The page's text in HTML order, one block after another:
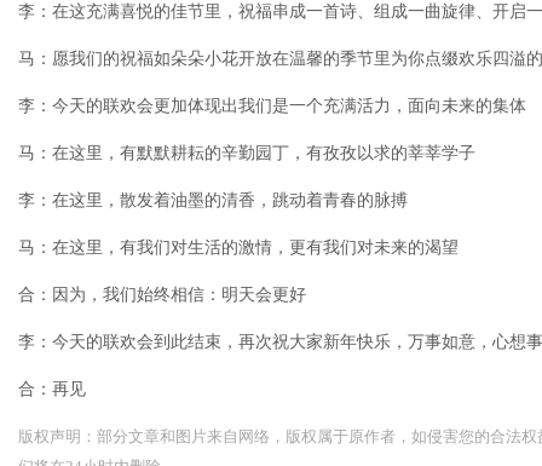
李：在这充满喜悦的佳节里，祝福串成一首诗、组成一曲旋律、开启
马：愿我们的祝福如朵朵小花开放在温馨的季节里为你点缀欢乐四溢
李：今天的联欢会更加体现出我们是一个充满活力，面向未来的集体
马：在这里，有默默耕耘的辛勤园丁，有孜孜以求的莘莘学子
李：在这里，散发着油墨的清香，跳动着青春的脉搏
马：在这里，有我们对生活的激情，更有我们对未来的渴望
合：因为，我们始终相信：明天会更好
李：今天的联欢会到此结束，再次祝大家新年快乐，万事如意，心想
合：再见
版权声明：部分文章和图片来自网络，版权属于原作者，如侵害您的合法